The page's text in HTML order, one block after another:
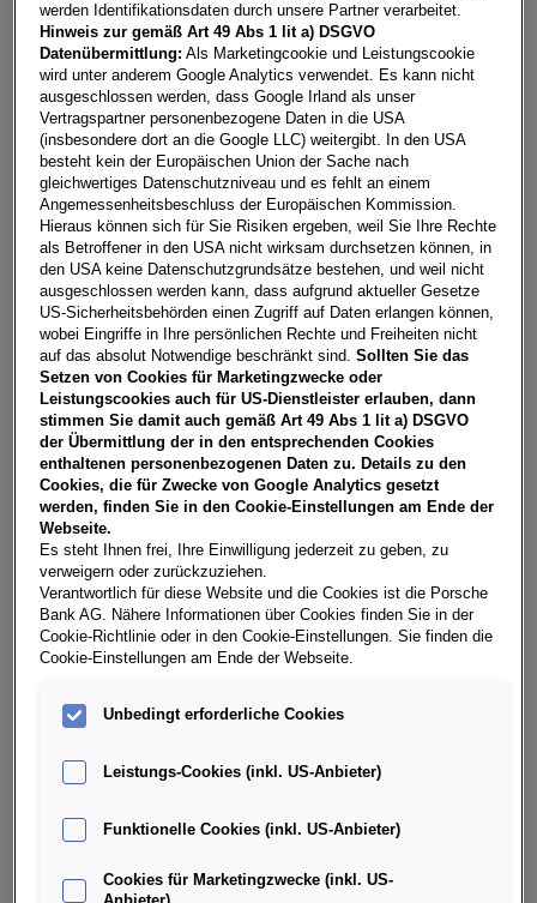
Leasing Kredit
€289,74**
pro Monat
Laufzeit
60 Monate
pro Jahr
15.000 km
Eigenleistung
€5.000
Händler kontaktieren
Online-Abschluss anfragen
**Freibleibendes Musterangebot für Restwert Leasing inkl.
USt, NoVA, zzgl. gesetzl. Vertragsgebühr EUR 147,73 und
Bearbeitungskosten EUR 0,00. Gesamtleasingbetrag EUR
28.490,00, Restwert EUR 13.125,06, Sollzinssatz 7,28%
variabel, Effektivzinssatz 8,38% variabel, Gesamtbetrag EUR
35.657,19. Ihr Verkaufsberater freut sich darauf, Ihnen ein
individuelles Angebot erstellen zu können.
Teilen PDF herunterladen
Weitere Infos & Daten
Fahrzeugdaten
Ausstattung
werden Identifikationsdaten durch unsere Partner verarbeitet.
Hinweis zur gemäß Art 49 Abs 1 lit a) DSGVO
Datenübermittlung: Als Marketingcookie und Leistungscookie
wird unter anderem Google Analytics verwendet. Es kann nicht
ausgeschlossen werden, dass Google Irland als unser
Vertragspartner personenbezogene Daten in die USA
(insbesondere dort an die Google LLC) weitergibt. In den USA
besteht kein der Europäischen Union der Sache nach
gleichwertiges Datenschutzniveau und es fehlt an einem
Angemessenheitsbeschluss der Europäischen Kommission.
Hieraus können sich für Sie Risiken ergeben, weil Sie Ihre Rechte
als Betroffener in den USA nicht wirksam durchsetzen können, in
den USA keine Datenschutzgrundsätze bestehen, und weil nicht
ausgeschlossen werden kann, dass aufgrund aktueller Gesetze
US-Sicherheitsbehörden einen Zugriff auf Daten erlangen können,
wobei Eingriffe in Ihre persönlichen Rechte und Freiheiten nicht
auf das absolut Notwendige beschränkt sind.Sollten Sie das
Setzen von Cookies für Marketingzwecke oder
Leistungscookies auch für US-Dienstleister erlauben, dann
stimmen Sie damit auch gemäß Art 49 Abs 1 lit a) DSGVO
der Übermittlung der in den entsprechenden Cookies
enthaltenen personenbezogenen Daten zu. Details zu den
Cookies, die für Zwecke von Google Analytics gesetzt
werden, finden Sie in den Cookie-Einstellungen am Ende der
Webseite.
Es steht Ihnen frei, Ihre Einwilligung jederzeit zu geben, zu
verweigern oder zurückzuziehen.
Verantwortlich für diese Website und die Cookies ist die Porsche
Bank AG. Nähere Informationen über Cookies finden Sie in der
Cookie-Richtlinie oder in den Cookie-Einstellungen. Sie finden die
Cookie-Einstellungen am Ende der Webseite.
Unbedingt erforderliche Cookies
Leistungs-Cookies (inkl. US-Anbieter)
Funktionelle Cookies (inkl. US-Anbieter)
Cookies für Marketingzwecke (inkl. US-